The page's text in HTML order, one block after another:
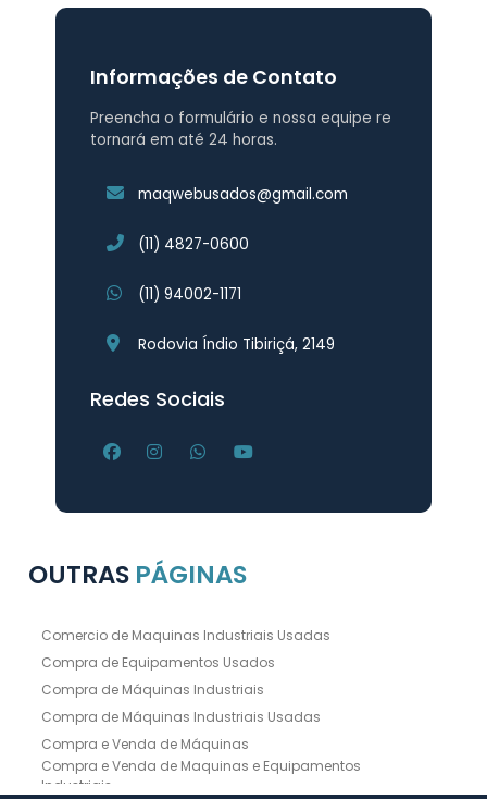
Informações de Contato
Preencha o formulário e nossa equipe re
tornará em até 24 horas.
maqwebusados@gmail.com
(11) 4827-0600
(11) 94002-1171
Rodovia Índio Tibiriçá, 2149
Redes Sociais
OUTRAS PÁGINAS
Comercio de Maquinas Industriais Usadas
Compra de Equipamentos Usados
Compra de Máquinas Industriais
Compra de Máquinas Industriais Usadas
Compra e Venda de Máquinas
Compra e Venda de Maquinas e Equipamentos
Industriais